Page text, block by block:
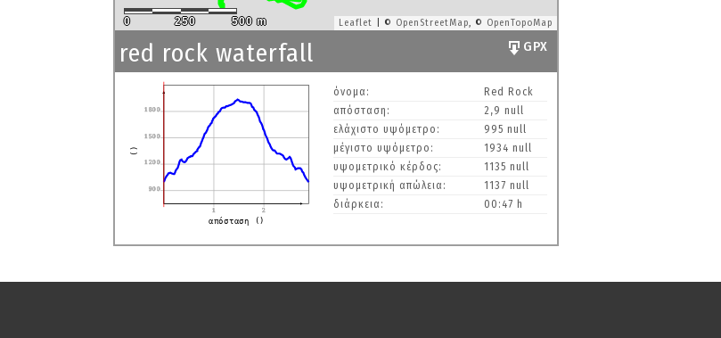
0 250 500 m Leaflet | © OpenStreetMap, © OpenTopoMap
red rock waterfall GPX
900
1200
1500
1800
1 2
απόσταση ()
()
όνομα:
Red Rock
απόσταση:
2,9 null
ελάχιστο υψόμετρο:
995 null
μέγιστο υψόμετρο:
1934 null
υψομετρικό κέρδος:
1135 null
υψομετρική απώλεια:
1137 null
διάρκεια:
00:47 h